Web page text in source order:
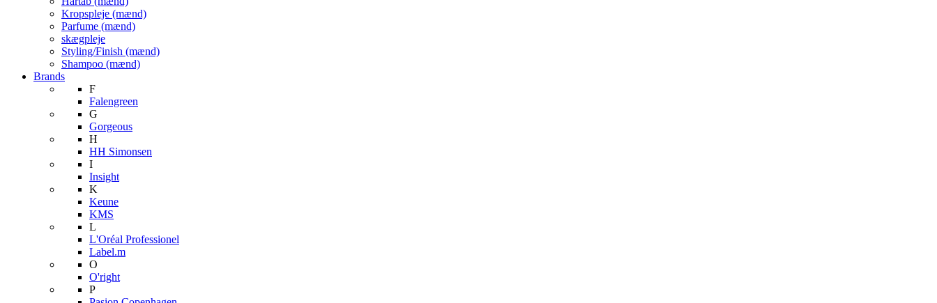
Kropspleje (mænd)
Parfume (mænd)
skægpleje
Styling/Finish (mænd)
Shampoo (mænd)
Brands
F
Falengreen
G
Gorgeous
H
HH Simonsen
I
Insight
K
Keune
KMS
L
L'Oréal Professionel
Label.m
O
O'right
P